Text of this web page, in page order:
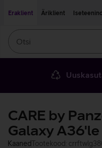
Eraklient
Äriklient
CARE by
Galaxy A36'le
KaanedTootekood: